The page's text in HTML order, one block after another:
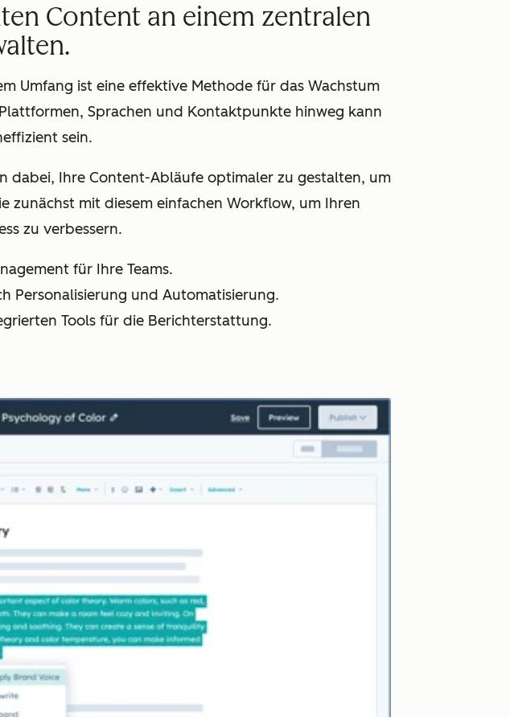
Content an einem zentralen
Umfang ist eine effektive Methode für das Wachstum
Sprachen und Kontaktpunkte hinweg kann
sein.
dabei, Ihre Content-Abläufe optimaler zu gestalten, um
zunächst mit diesem einfachen Workflow, um Ihren
zu verbessern.
für Ihre Teams.
Personalisierung und Automatisierung.
Tools für die Berichterstattung.